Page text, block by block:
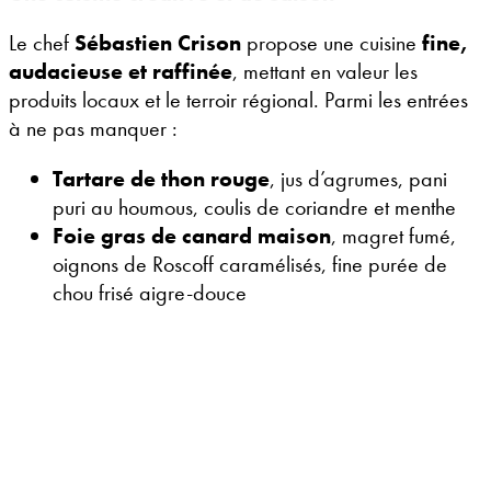
Le chef Sébastien Crison propose une cuisine fine,
audacieuse et raffinée, mettant en valeur les
produits locaux et le terroir régional. Parmi les entrées
à ne pas manquer :
Tartare de thon rouge, jus d’agrumes, pani
puri au houmous, coulis de coriandre et menthe
Foie gras de canard maison, magret fumé,
oignons de Roscoff caramélisés, fine purée de
chou frisé aigre-douce